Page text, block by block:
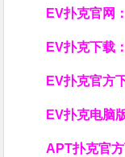
EV扑克官网
EV扑克下载
EV扑克官方
EV扑克电脑
APT扑克官